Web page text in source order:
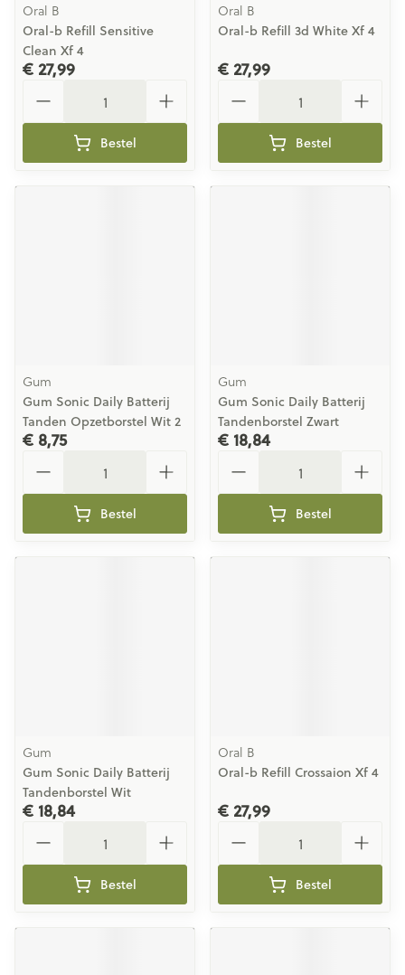
Oral B
Oral-b Refill Sensitive
Clean Xf 4
€ 27,99
Bestel
Oral B
Oral-b Refill 3d White Xf 4
€ 27,99
Bestel
Gum
Gum Sonic Daily Batterij
Tanden Opzetborstel Wit 2
€ 8,75
Bestel
Gum
Gum Sonic Daily Batterij
Tandenborstel Zwart
€ 18,84
Bestel
Gum
Gum Sonic Daily Batterij
Tandenborstel Wit
€ 18,84
Bestel
Oral B
Oral-b Refill Crossaion Xf 4
€ 27,99
Bestel